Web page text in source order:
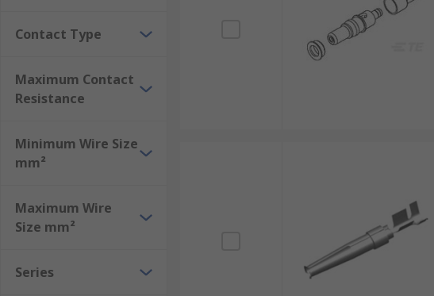
Contact Type
Maximum Contact
Resistance
Minimum Wire Size
mm²
Maximum Wire
Size mm²
Series